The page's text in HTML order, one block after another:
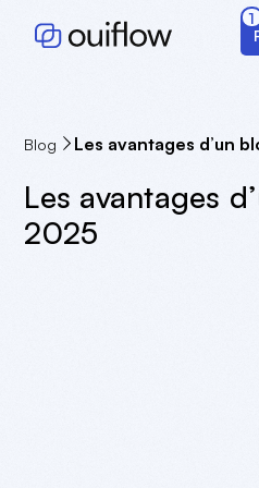
1
Blog Les avantages d’un
Les avantages
2025